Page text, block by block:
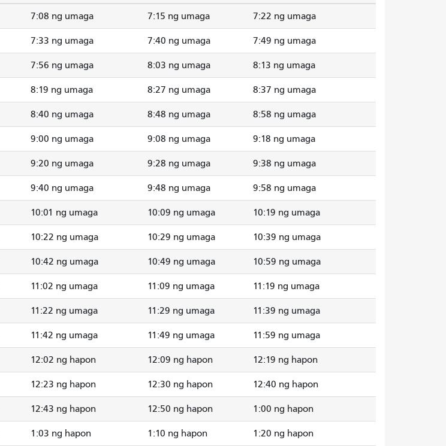
7:08 ng umaga 7:15 ng umaga 7:22 ng umaga
7:33 ng umaga 7:40 ng umaga 7:49 ng umaga
7:56 ng umaga 8:03 ng umaga 8:13 ng umaga
8:19 ng umaga 8:27 ng umaga 8:37 ng umaga
8:40 ng umaga 8:48 ng umaga 8:58 ng umaga
9:00 ng umaga 9:08 ng umaga 9:18 ng umaga
9:20 ng umaga 9:28 ng umaga 9:38 ng umaga
9:40 ng umaga 9:48 ng umaga 9:58 ng umaga
10:01 ng umaga 10:09 ng umaga 10:19 ng umaga
10:22 ng umaga 10:29 ng umaga 10:39 ng umaga
10:42 ng umaga 10:49 ng umaga 10:59 ng umaga
11:02 ng umaga 11:09 ng umaga 11:19 ng umaga
11:22 ng umaga 11:29 ng umaga 11:39 ng umaga
11:42 ng umaga 11:49 ng umaga 11:59 ng umaga
12:02 ng hapon 12:09 ng hapon 12:19 ng hapon
12:23 ng hapon 12:30 ng hapon 12:40 ng hapon
12:43 ng hapon 12:50 ng hapon 1:00 ng hapon
1:03 ng hapon 1:10 ng hapon 1:20 ng hapon